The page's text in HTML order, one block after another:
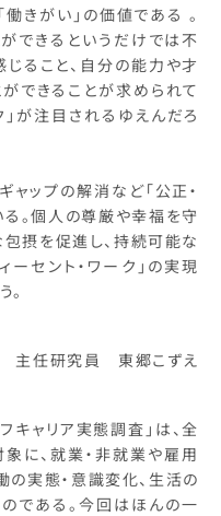
きがい」の価値である 。
できるというだけでは不
ること、自分の能力や才
できることが求められて
」が注目されるゆえんだろ
ャップの解消など「公正・
。個人の尊厳や幸福を守
摂を促進し、持続可能な
セント・ワーク」の実現
。
主任研究員 東郷こずえ
キャリア実態調査」は、全
に、就業・非就業や雇用
実態・意識変化、生活の
である。今回はほんの一